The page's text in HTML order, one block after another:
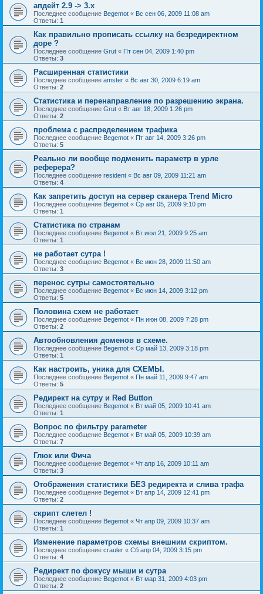
апдейт 2.9 -> 3.x
Последнее сообщение Begemot « Вс сен 06, 2009 11:08 am
Ответы: 1
Как правильно прописать ссылку на безредиректном
доре ?
Последнее сообщение Grut « Пт сен 04, 2009 1:40 pm
Ответы: 3
Расширенная статистики
Последнее сообщение amster « Вс авг 30, 2009 6:19 am
Ответы: 2
Статистика и перенаправление по разрешению экрана.
Последнее сообщение Grut « Вт авг 18, 2009 1:26 pm
Ответы: 2
проблема с распределением трафика
Последнее сообщение Begemot « Пт авг 14, 2009 3:26 pm
Ответы: 5
Реально ли вообще подменить параметр в урле
реферера?
Последнее сообщение resident « Вс авг 09, 2009 11:21 am
Ответы: 4
Как запретить доступ на сервер сканера Trend Micro
Последнее сообщение Begemot « Ср авг 05, 2009 9:10 pm
Ответы: 1
Статистика по странам
Последнее сообщение Begemot « Вт июл 21, 2009 9:25 am
Ответы: 1
не работает сутра !
Последнее сообщение Begemot « Вс июн 28, 2009 11:50 am
Ответы: 3
перенос сутры самостоятельно
Последнее сообщение Begemot « Вс июн 14, 2009 3:12 pm
Ответы: 5
Половина схем не работает
Последнее сообщение Begemot « Пн июн 08, 2009 7:28 pm
Ответы: 2
Автообновления доменов в схеме.
Последнее сообщение Begemot « Ср май 13, 2009 3:18 pm
Ответы: 1
Как настроить, уника для СХЕМЫ.
Последнее сообщение Begemot « Пн май 11, 2009 9:47 am
Ответы: 5
Редирект на сутру и Red Button
Последнее сообщение Begemot « Вт май 05, 2009 10:41 am
Ответы: 1
Вопрос по фильтру parameter
Последнее сообщение Begemot « Вт май 05, 2009 10:39 am
Ответы: 7
Глюк или Фича
Последнее сообщение Begemot « Чт апр 16, 2009 10:11 am
Ответы: 3
Отображения статистики БЕЗ редиректа и слива трафа
Последнее сообщение Begemot « Вт апр 14, 2009 12:41 pm
Ответы: 2
скрипт слетел !
Последнее сообщение Begemot « Чт апр 09, 2009 10:37 am
Ответы: 1
Изменение параметров схемы внешним скриптом.
Последнее сообщение crauler « Сб апр 04, 2009 3:15 pm
Ответы: 4
Редирект по фокусу мыши и сутра
Последнее сообщение Begemot « Вт мар 31, 2009 4:03 pm
Ответы: 2